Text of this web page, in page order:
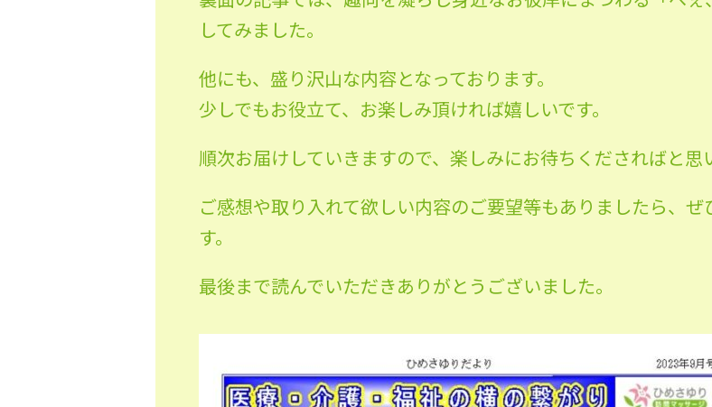
してみました。
他にも、盛り沢山な内容となっております。
少しでもお役立て、お楽しみ頂ければ嬉しいです。
順次お届けしていきますので、楽しみにお待ちくださればと思
ご感想や取り入れて欲しい内容のご要望等もありましたら、
す。
最後まで読んでいただきありがとうございました。